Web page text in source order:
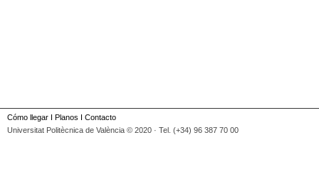
Cómo llegar I Planos I Contacto
Universitat Politècnica de València © 2020 · Tel. (+34) 96 387 70 00